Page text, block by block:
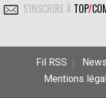
S'INSCRIRE À TOP/
Fil RSS
Mentions